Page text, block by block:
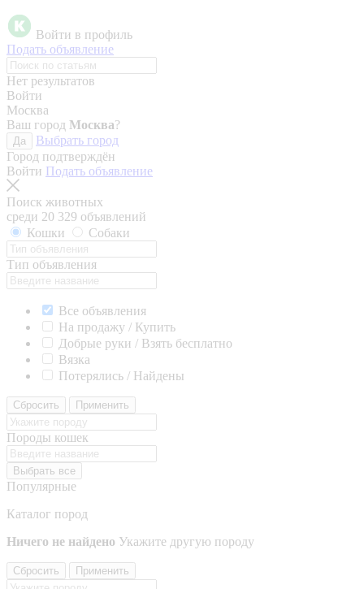
Войти в профиль
Подать объявление
Нет результатов
Войти
Москва
Ваш город Москва?
Да
Выбрать город
Город подтверждён
Войти Подать объявление
Поиск животных
среди 20 329 объявлений
Кошки
Собаки
Тип объявления
Все объявления
На продажу / Купить
Добрые руки / Взять бесплатно
Вязка
Потерялись / Найдены
Сбросить Применить
Породы кошек
Выбрать все
Популярные
Каталог пород
Ничего не найдено Укажите другую породу
Сбросить Применить